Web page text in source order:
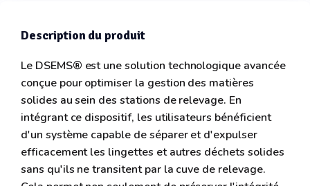
Description du produit
Le DSEMS® est une solution technologique avancée
conçue pour optimiser la gestion des matières
solides au sein des stations de relevage. En
intégrant ce dispositif, les utilisateurs bénéficient
d'un système capable de séparer et d'expulser
efficacement les lingettes et autres déchets solides
sans qu'ils ne transitent par la cuve de relevage.